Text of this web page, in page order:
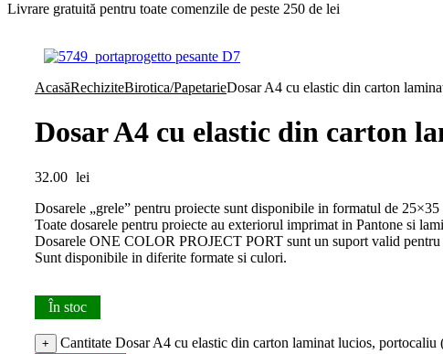
Livrare gratuită pentru toate comenzile de peste 250 de lei
AcasăRechiziteBirotica/PapetarieDosar A4 cu elastic din carton
Dosar A4 cu elastic din carton
32.00 lei
Dosarele „grele” pentru proiecte sunt disponibile in formatul de
Toate dosarele pentru proiecte au exteriorul imprimat in Pantone si
Dosarele ONE COLOR PROJECT PORT sunt un suport valid pentru
Sunt disponibile in diferite formate si culori.
În stoc
+ Cantitate Dosar A4 cu elastic din carton laminat lucios, portocaliu